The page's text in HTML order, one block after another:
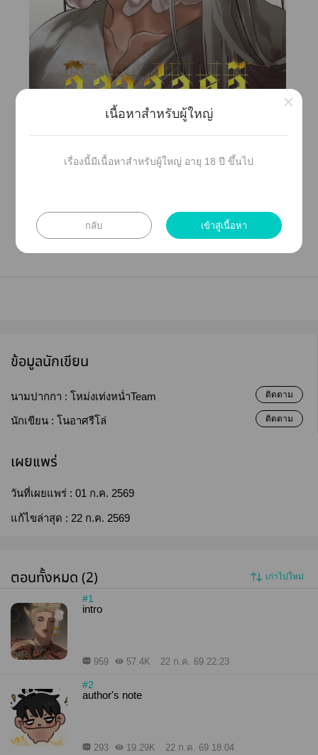
ข้อมูลนักเขียน
นามปากกา : โหม่งเท่งหน่ำTeam ติดตาม
นักเขียน : โนอาศรีโล่ ติดตาม
เผยแพร่
วันที่เผยแพร่ : 01 ก.ค. 2569
แก้ไขล่าสุด : 22 ก.ค. 2569
ตอนทั้งหมด (2) เก่าไปใหม่
#1
intro
959 57.4K 22 ก.ค. 69 22:23
#2
author's note
293 19.29K 22 ก.ค. 69 18:04
เนื้อหาสำหรับผู้ใหญ่
เรื่องนี้มีเนื้อหาสำหรับผู้ใหญ่ อายุ 18 ปี ขึ้นไป
กลับ เข้าสู่เนื้อหา
×